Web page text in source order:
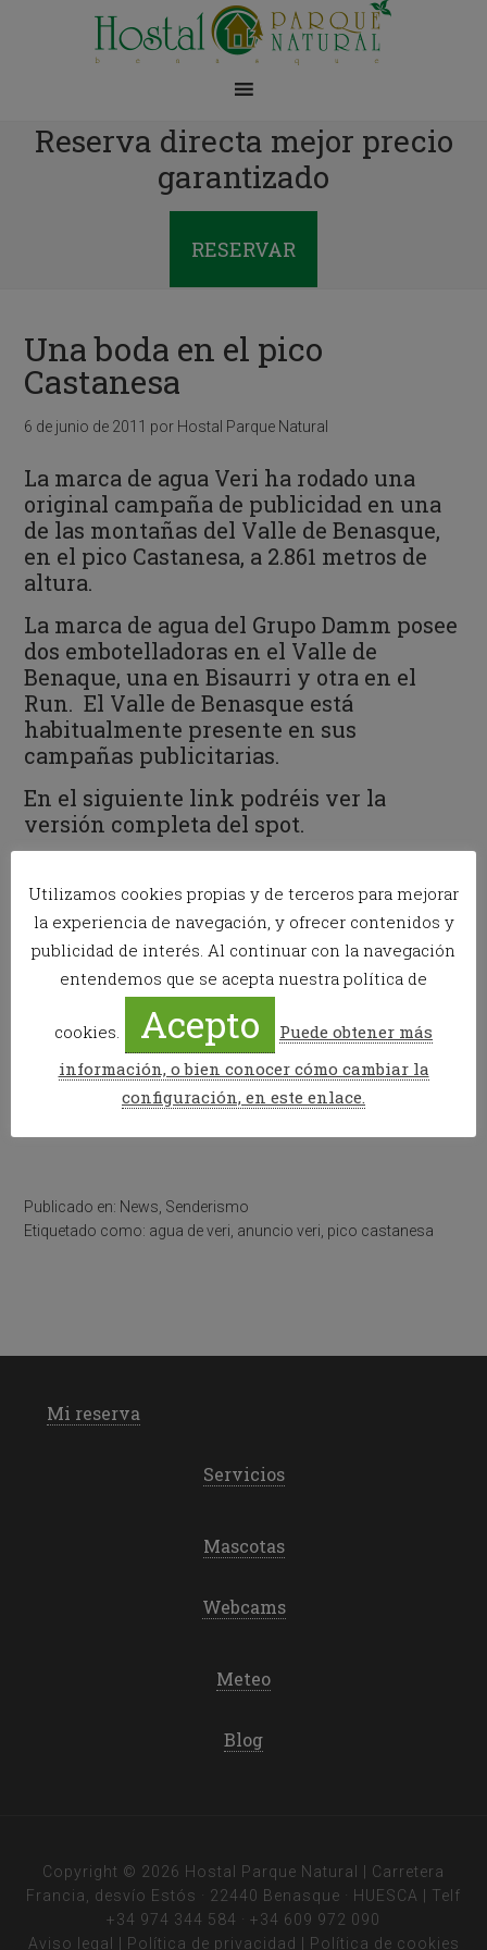
Reserva directa mejor precio
garantizado
RESERVAR
Una boda en el pico
Castanesa
6 de junio de 2011 por Hostal Parque Natural
La marca de agua Veri ha rodado una
original campaña de publicidad en una
de las montañas del Valle de Benasque,
en el pico Castanesa, a 2.861 metros de
altura.
La marca de agua del Grupo Damm posee
dos embotelladoras en el Valle de
Benaque, una en Bisaurri y otra en el
Run. El Valle de Benasque está
habitualmente presente en sus
campañas publicitarias.
En el siguiente link podréis ver la
versión completa del spot.
Publicado en: News Senderismo
Etiquetado como: agua de veri anuncio veri pico castanesa
Mi reserva
Servicios
Mascotas
Webcams
Meteo
Blog
Copyright © 2026 Hostal Parque Natural | Carretera
Francia, desvío Estós · 22440 Benasque · HUESCA | Telf
+34 974 344 584 · +34 609 972 090
Aviso legal
Política de privacidad Política de cookies
Utilizamos cookies propias y de terceros para mejorar
la experiencia de navegación, y ofrecer contenidos y
publicidad de interés. Al continuar con la navegación
entendemos que se acepta nuestra política de
cookies. Acepto
Puede obtener más
información, o bien conocer cómo cambiar la
configuración, en este enlace.